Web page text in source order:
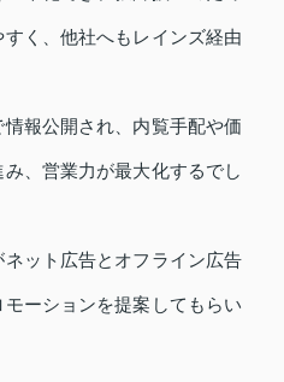
く、他社へもレインズ経由
報公開され、内覧手配や価
、営業力が最大化するでし
ット広告とオフライン広告
ーションを提案してもらい